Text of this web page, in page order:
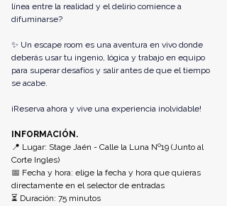
línea entre la realidad y el delirio comience a
difuminarse?
✨ Un escape room es una aventura en vivo donde
deberás usar tu ingenio, lógica y trabajo en equipo
para superar desafíos y salir antes de que el tiempo
se acabe.
¡Reserva ahora y vive una experiencia inolvidable!
INFORMACIÓN.
📍 Lugar: Stage Jaén - Calle la Luna Nº19 (Junto al
Corte Ingles)
📅 Fecha y hora: elige la fecha y hora que quieras
directamente en el selector de entradas
⏳ Duración: 75 minutos